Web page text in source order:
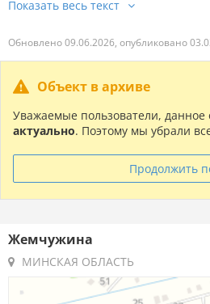
Обновлено 09.06.2026, опубликовано
Объект в архиве
Уважаемые пользователи, данное
актуально. Поэтому мы убрали
Продолжить
Жемчужина
МИНСКАЯ ОБЛАСТЬ